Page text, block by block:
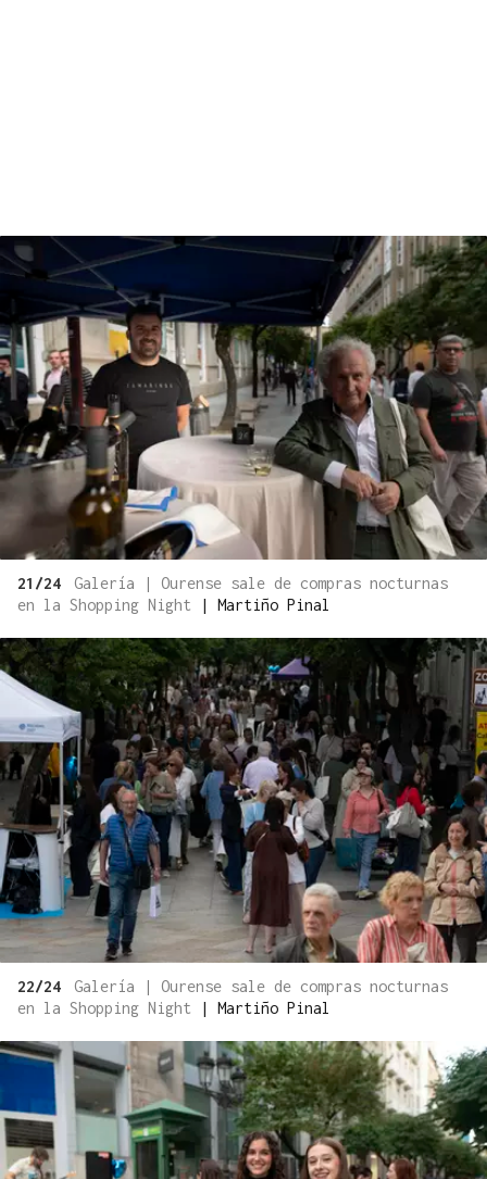
21/24
Galería | Ourense sale de compras nocturnas
en la Shopping Night
| Martiño Pinal
22/24
Galería | Ourense sale de compras nocturnas
en la Shopping Night
| Martiño Pinal